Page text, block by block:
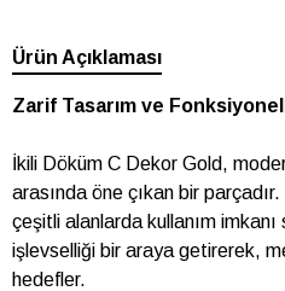
Ürün Açıklaması
Zarif Tasarım ve
İkili Döküm C Dekor Gold,
arasında öne çıkan bir
çeşitli alanlarda kullanım
işlevselliği bir araya getirerek,
hedefler.